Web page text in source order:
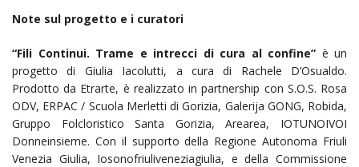
Note sul progetto e i curatori
“Fili Continui. Trame e intrecci di cura al confine” è un
progetto di Giulia Iacolutti, a cura di Rachele D’Osualdo.
Prodotto da Etrarte, è realizzato in partnership con S.O.S. Rosa
ODV, ERPAC / Scuola Merletti di Gorizia, Galerija GONG, Robida,
Gruppo Folcloristico Santa Gorizia, Arearea, IOTUNOIVOI
Donneinsieme. Con il supporto della Regione Autonoma Friuli
Venezia Giulia, Iosonofriuliveneziagiulia, e della Commissione